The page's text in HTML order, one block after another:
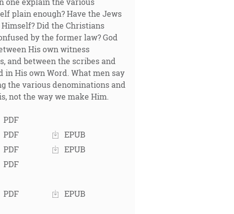
plain enough? Have the Jews
Did the Christians
by the former law? God
His own witness
and between the scribes and
in His own Word. What men say
the various denominations and
not the way we make Him.
PDF
PDF
EPUB
PDF
EPUB
PDF
PDF
EPUB